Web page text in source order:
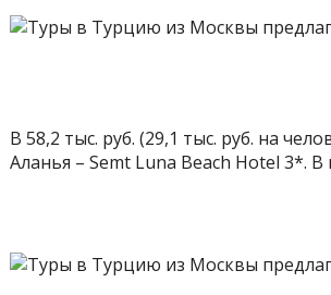
В 58,2 тыс. руб. (29,1 тыс. руб. на
Аланья – Semt Luna Beach Hotel 3*.